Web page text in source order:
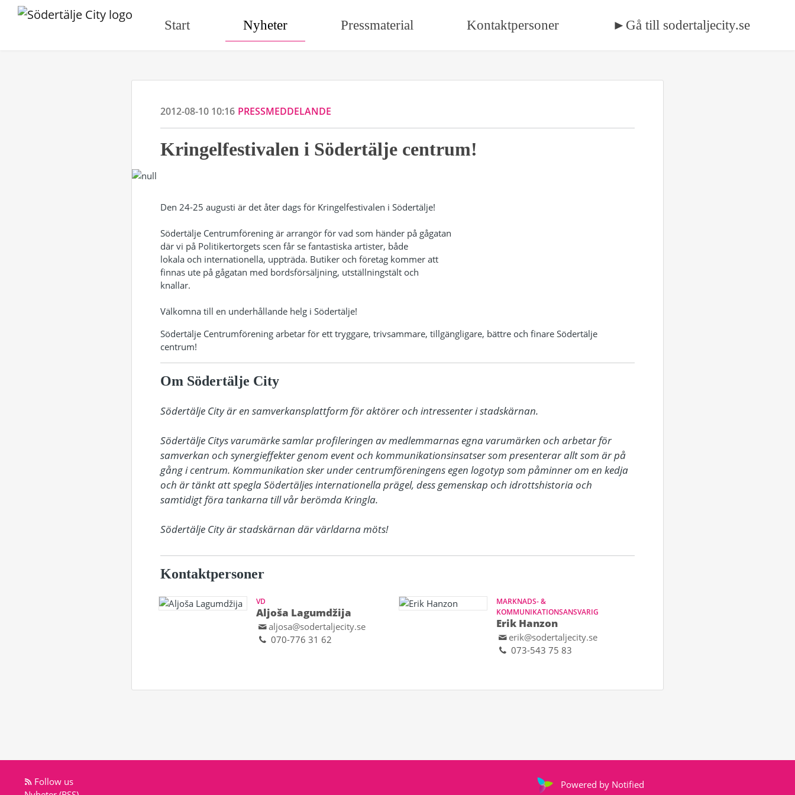
Start Nyheter Pressmaterial Kontaktpersoner ►Gå till sodertaljecity.se
2012-08-10 10:16 PRESSMEDDELANDE
Kringelfestivalen i Södertälje centrum!
Den 24-25 augusti är det åter dags för Kringelfestivalen i Södertälje!
Södertälje Centrumförening är arrangör för vad som händer på gågatan
där vi på Politikertorgets scen får se fantastiska artister, både
lokala och internationella, uppträda. Butiker och företag kommer att
finnas ute på gågatan med bordsförsäljning, utställningstält och
knallar.
Välkomna till en underhållande helg i Södertälje!
Södertälje Centrumförening arbetar för ett tryggare, trivsammare, tillgängligare, bättre och finare Södertälje
centrum!
Om Södertälje City
Södertälje City är en samverkansplattform för aktörer och intressenter i stadskärnan.
Södertälje Citys varumärke samlar profileringen av medlemmarnas egna varumärken och arbetar för
samverkan och synergieffekter genom event och kommunikationsinsatser som presenterar allt som är på
gång i centrum. Kommunikation sker under centrumföreningens egen logotyp som påminner om en kedja
och är tänkt att spegla Södertäljes internationella prägel, dess gemenskap och idrottshistoria och
samtidigt föra tankarna till vår berömda Kringla.
Södertälje City är stadskärnan där världarna möts!
Kontaktpersoner
VD
Aljoša Lagumdžija
aljosa@sodertaljecity.se
070-776 31 62
MARKNADS- &
KOMMUNIKATIONSANSVARIG
Erik Hanzon
erik@sodertaljecity.se
073-543 75 83
Follow us
Powered by Notified